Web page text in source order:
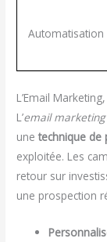
Automatisation
L’Email
L’email marketing
unetechnique de
exploitée. Les
retour sur
une prospection